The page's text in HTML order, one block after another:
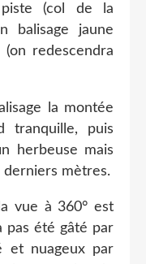
(col de la
balisage jaune
redescendra
la montée
tranquille, puis
herbeuse mais
derniers mètres.
vue à 360° est
pas été gâté par
et nuageux par